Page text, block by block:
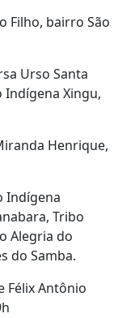
Filho, bairro São
Urso Santa
Indígena Xingu,
Henrique,
Indígena
Tribo
Alegria do
do Samba.
Félix Antônio